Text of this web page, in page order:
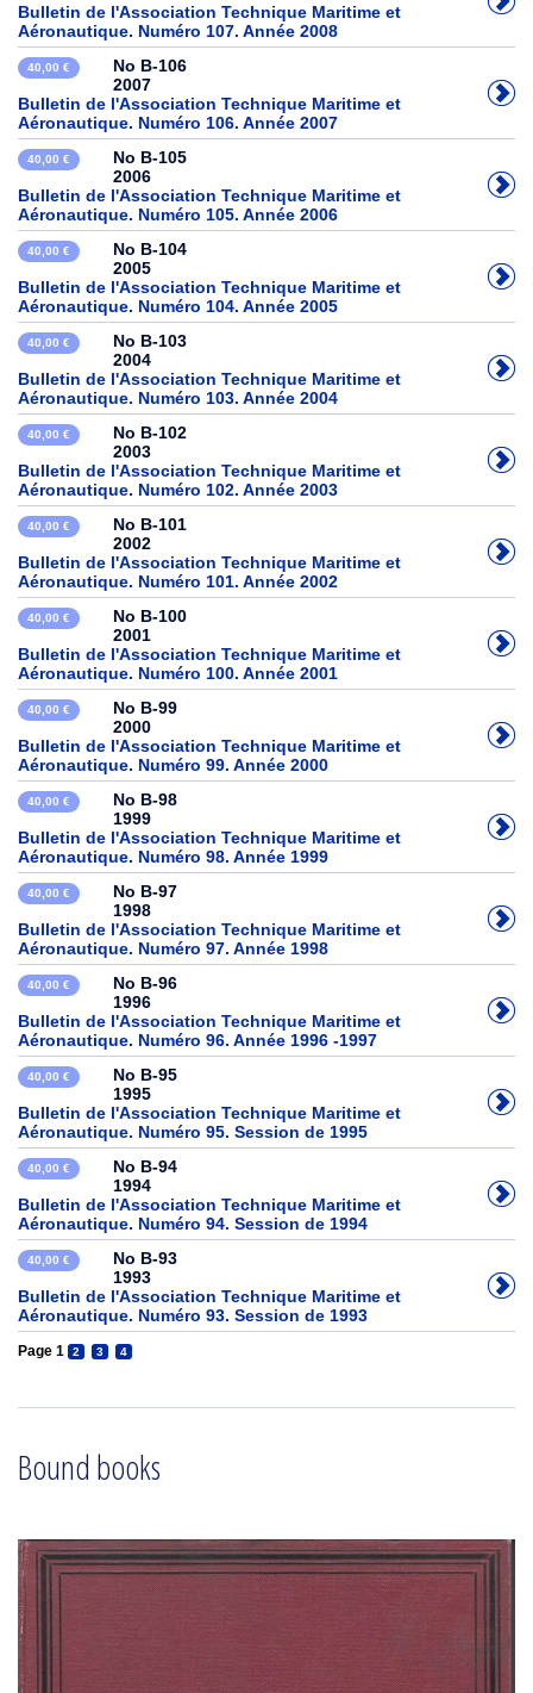
Bulletin de l'Association Technique Maritime et
Aéronautique. Numéro 107. Année 2008
40,00 €
No B-106
2007
Bulletin de l'Association Technique Maritime et
Aéronautique. Numéro 106. Année 2007
40,00 €
No B-105
2006
Bulletin de l'Association Technique Maritime et
Aéronautique. Numéro 105. Année 2006
40,00 €
No B-104
2005
Bulletin de l'Association Technique Maritime et
Aéronautique. Numéro 104. Année 2005
40,00 €
No B-103
2004
Bulletin de l'Association Technique Maritime et
Aéronautique. Numéro 103. Année 2004
40,00 €
No B-102
2003
Bulletin de l'Association Technique Maritime et
Aéronautique. Numéro 102. Année 2003
40,00 €
No B-101
2002
Bulletin de l'Association Technique Maritime et
Aéronautique. Numéro 101. Année 2002
40,00 €
No B-100
2001
Bulletin de l'Association Technique Maritime et
Aéronautique. Numéro 100. Année 2001
40,00 €
No B-99
2000
Bulletin de l'Association Technique Maritime et
Aéronautique. Numéro 99. Année 2000
40,00 €
No B-98
1999
Bulletin de l'Association Technique Maritime et
Aéronautique. Numéro 98. Année 1999
40,00 €
No B-97
1998
Bulletin de l'Association Technique Maritime et
Aéronautique. Numéro 97. Année 1998
40,00 €
No B-96
1996
Bulletin de l'Association Technique Maritime et
Aéronautique. Numéro 96. Année 1996 -1997
40,00 €
No B-95
1995
Bulletin de l'Association Technique Maritime et
Aéronautique. Numéro 95. Session de 1995
40,00 €
No B-94
1994
Bulletin de l'Association Technique Maritime et
Aéronautique. Numéro 94. Session de 1994
40,00 €
No B-93
1993
Bulletin de l'Association Technique Maritime et
Aéronautique. Numéro 93. Session de 1993
Page 1 2 3 4
Bound books